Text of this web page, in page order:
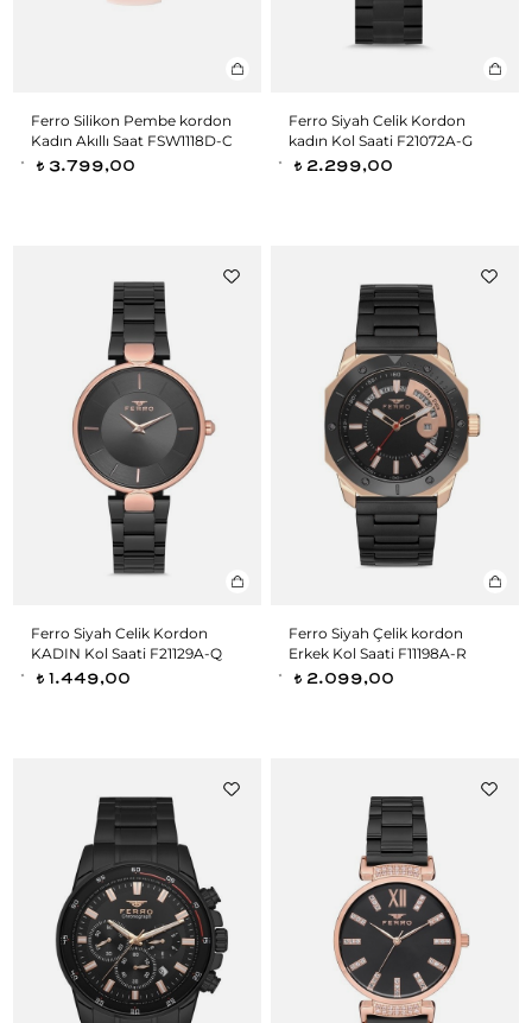
Ferro Silikon Pembe kordon
Kadın Akıllı Saat FSW1118D-C
t 3.799,00
Ferro Siyah Celik Kordon
kadın Kol Saati F21072A-G
t 2.299,00
Ferro Siyah Celik Kordon
KADIN Kol Saati F21129A-Q
t 1.449,00
Ferro Siyah Çelik kordon
Erkek Kol Saati F11198A-R
t 2.099,00